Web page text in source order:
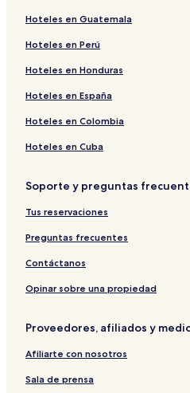
Hoteles en Guatemala
Hoteles en Perú
Hoteles en Honduras
Hoteles en España
Hoteles en Colombia
Hoteles en Cuba
Soporte y preguntas
Tus reservaciones
Preguntas frecuentes
Contáctanos
Opinar sobre una propiedad
Proveedores, afiliados y
Afiliarte con nosotros
Sala de prensa